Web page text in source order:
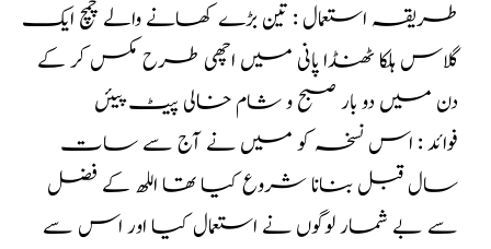
طریقہ استعمال : تین بڑے کھانے والے چمچ ایک
گلاس ہلکا ٹھنڈا پانی میں اچھی طرح مکس کر کے
دن میں دو بار صبح و شام خالی پیٹ‌ پیئں
فوائد : اس نسخہ کو میں نے آج سے سات
سال قبل بنانا شروع کیا تھا اللھ کے فضل
سے بے شمار لوگوں نے استعمال کیا اور اس سے